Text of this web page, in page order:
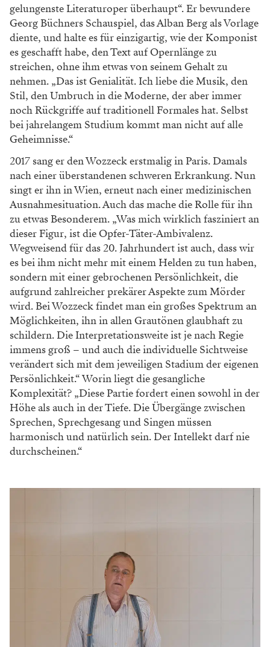
gelungenste Literaturoper überhaupt“. Er bewundere
Georg Büchners Schauspiel, das Alban Berg alsVorlage
diente, und halte es für einzigartig, wieder Komponist
es geschafft habe, den Text aufOpernlänge zu
streichen, ohne ihm etwas von seinem Gehalt zu
nehmen. „Das ist Genialität.Ich liebe die Musik, den
Stil, den Umbruch in dieModerne, der aber immer
noch Rückgriffe auftraditionell Formales hat. Selbst
bei jahrelangem Studium kommt man nicht auf alle
Geheimnisse.“
2017 sang er den Wozzeck erstmalig in Paris.Damals
nach einer überstandenen schwerenErkrankung. Nun
singt er ihn in Wien, erneutnach einer medizinischen
Ausnahmesituation.Auch das mache die Rolle für ihn
zu etwasBesonderem. „Was mich wirklich fasziniert an
dieser Figur, ist die Opfer-Täter-Ambivalenz.
Wegweisend für das 20. Jahrhundert ist auch, dass wir
es bei ihm nicht mehr mit einem Heldenzu tun haben,
sondern mit einer gebrochenenPersönlichkeit, die
aufgrund zahlreicher prekärerAspekte zum Mörder
wird. Bei Wozzeck findetman ein großes Spektrum an
Möglichkeiten, ihnin allen Grautönen glaubhaft zu
schildern. Die Interpretationsweite ist je nach Regie
immensgroß – und auch die individuelle Sichtweise
verändert sich mit dem jeweiligen Stadium dereigenen
Persönlichkeit.“ Worin liegt die gesangliche
Komplexität? „Diese Partie fordert einen sowohl in der
Höhe als auch in der Tiefe. DieÜbergänge zwischen
Sprechen, Sprechgesangund Singen müssen
harmonisch und natürlich sein. Der Intellekt darf nie
durchscheinen.“